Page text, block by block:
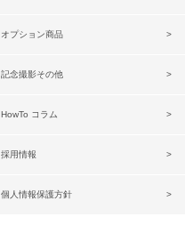
オプション商品
記念撮影その他
HowTo コラム
採用情報
個人情報保護方針